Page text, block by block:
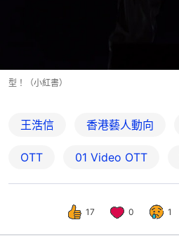
型！（小紅書）
王浩信 香港藝人動向
OTT 01‌ ‌Video‌ ‌OTT
17 0 1